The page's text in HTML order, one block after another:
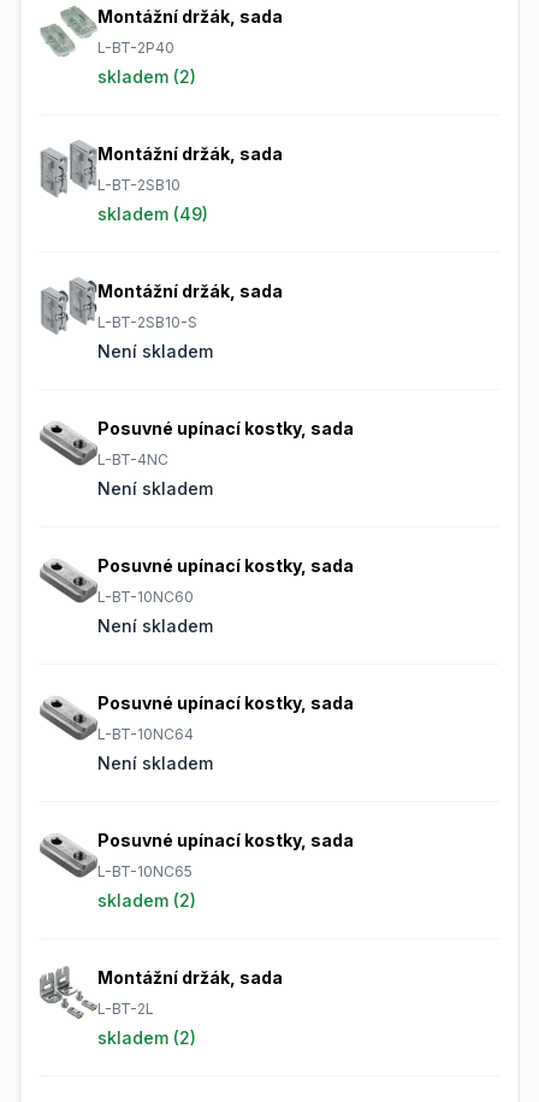
Montážní držák, sada
L-BT-2P40
skladem (2)
Montážní držák, sada
L-BT-2SB10
skladem (49)
Montážní držák, sada
L-BT-2SB10-S
Není skladem
Posuvné upínací kostky, sada
L-BT-4NC
Není skladem
Posuvné upínací kostky, sada
L-BT-10NC60
Není skladem
Posuvné upínací kostky, sada
L-BT-10NC64
Není skladem
Posuvné upínací kostky, sada
L-BT-10NC65
skladem (2)
Montážní držák, sada
L-BT-2L
skladem (2)